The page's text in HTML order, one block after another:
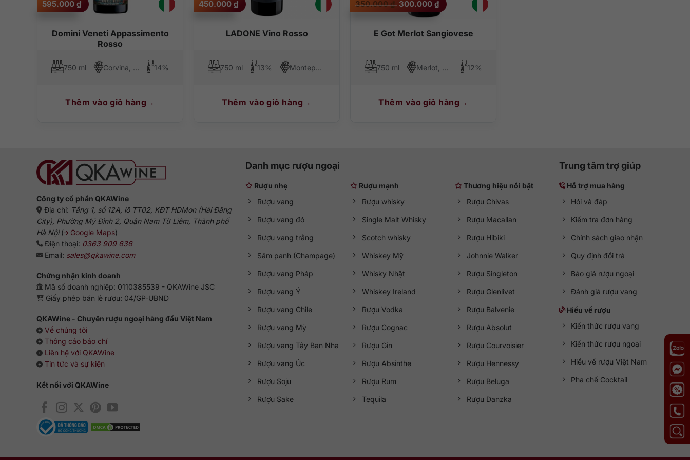
Domini Veneti Appassimento
Rosso
595.000 ₫
750 ml Corvina, Corvinone, Rondinella 14%
Thêm vào giỏ hàng
LADONE Vino Rosso
450.000 ₫
750 ml 13% Montepulciano
Thêm vào giỏ hàng
E Got Merlot Sangiovese
350.000₫ gốc
là:
300.000₫hiện
tại
300.000 ₫.
750 ml Merlot, Sangiovese 12%
Thêm vào giỏ hàng
Công ty cổ phần QKAWine
Địa chỉ: Tầng 1, số 12A, lô TT02, KĐT HDMon (Hải Đăng
City), Phường Mỹ Đình 2, Quận Nam Từ Liêm, Thành phố
Hà Nội( Google Maps)
Điện thoại: 0363 909 636
Email: sales@qkawine.com
Chứng nhận kinh doanh
Mã số doanh nghiệp: 0110385539 - QKAWine JSC
Giấy phép bán lẻ rượu: 04/GP-UBND
QKAWine - Chuyên rượu ngoại hàng đầu Việt Nam
Về chúng tôi
Thông cáo báo chí
Liên hệ với QKAWine
Tin tức và sự kiện
Kết nối với QKAWine
Danh mục rượu ngoại
Rượu nhẹ
Rượu vang
Rượu vang đỏ
Rượu vang trắng
Sâm panh (Champage)
Rượu vang Pháp
Rượu vang Ý
Rượu vang Chile
Rượu vang Mỹ
Rượu vang Tây Ban Nha
Rượu vang Úc
Rượu Soju
Rượu Sake
Rượu mạnh
Rượu whisky
Single Malt Whisky
Scotch whisky
Whiskey Mỹ
Whisky Nhật
Whiskey Ireland
Rượu Vodka
Rượu Cognac
Rượu Gin
Rượu Absinthe
Rượu Rum
Tequila
Thương hiệu nổi bật
Rượu Chivas
Rượu Macallan
Rượu Hibiki
Johnnie Walker
Rượu Singleton
Rượu Glenlivet
Rượu Balvenie
Rượu Absolut
Rượu Courvoisier
Rượu Hennessy
Rượu Beluga
Rượu Danzka
Trung tâm trợ giúp
Hỗ trợ mua hàng
Hỏi và đáp
Kiểm tra đơn hàng
Chính sách giao nhận
Quy định đổi trả
Báo giá rượu ngoại
Đánh giá rượu vang
Hiểu về rượu
Kiến thức rượu vang
Kiến thức rượu ngoại
Hiểu về rượu Việt Nam
Pha chế Cocktail